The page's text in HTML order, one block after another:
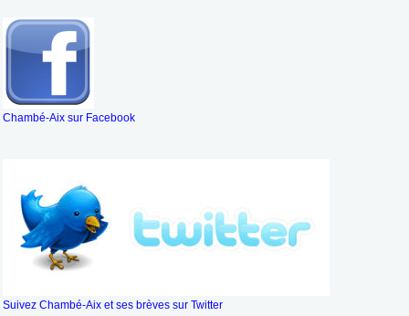
Chambé-Aix sur Facebook
Suivez Chambé-Aix et ses brèves sur Twitter